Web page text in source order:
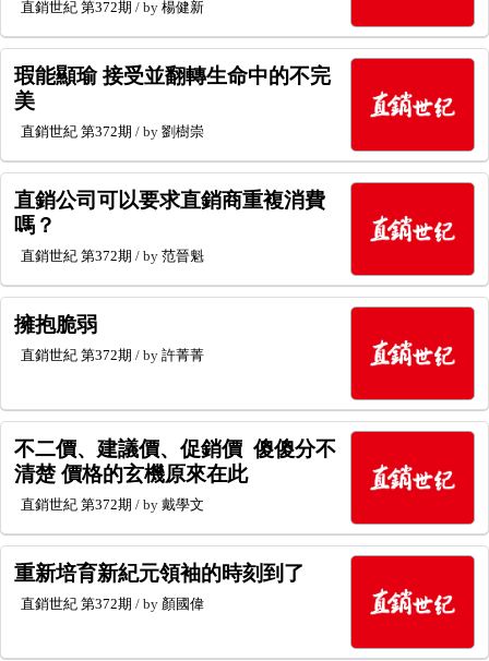
直銷世紀 第372期 / by 楊健新
瑕能顯瑜 接受並翻轉生命中的不完
美
直銷世紀 第372期 / by 劉樹崇
直銷公司可以要求直銷商重複消費
嗎？
直銷世紀 第372期 / by 范晉魁
擁抱脆弱
直銷世紀 第372期 / by 許菁菁
不二價、建議價、促銷價 傻傻分不
清楚 價格的玄機原來在此
直銷世紀 第372期 / by 戴學文
重新培育新紀元領袖的時刻到了
直銷世紀 第372期 / by 顏國偉